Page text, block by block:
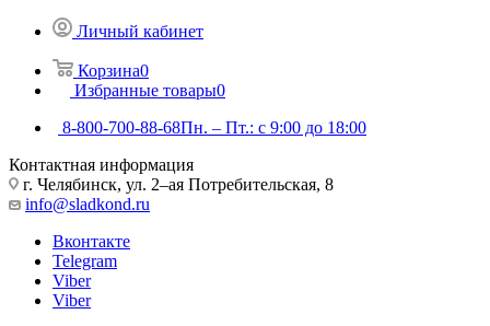
Личный кабинет
Корзина0
Избранные товары0
8-800-700-88-68Пн. – Пт.: с 9:00 до 18:00
Контактная информация
г. Челябинск, ул. 2–ая Потребительская, 8
info@sladkond.ru
Вконтакте
Telegram
Viber
Viber